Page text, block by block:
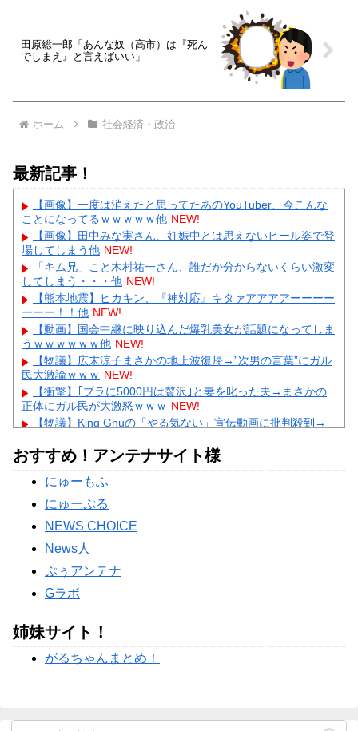
田原総一郎「あんな奴（高市）は『死ん
でしまえ』と言えばいい」
ホーム 社会経済・政治
最新記事！
【画像】一度は消えたと思ってたあのYouTuber、今こんな
ことになってるｗｗｗｗｗ他 NEW!
【画像】田中みな実さん、妊娠中とは思えないヒール姿で登
場してしまう他 NEW!
「キム兄」こと木村祐一さん、誰だか分からないくらい激変
してしまう・・・他 NEW!
【熊本地震】ヒカキン、『神対応』キタァアアアアーーーー
ーーー！！他 NEW!
【動画】国会中継に映り込んだ爆乳美女が話題になってしま
うｗｗｗｗｗｗ他 NEW!
【物議】広末涼子まさかの地上波復帰→”次男の言葉”にガル
民大激論ｗｗｗ NEW!
【衝撃】｢ブラに5000円は贅沢｣と妻を叱った夫→まさかの
正体にガル民が大激怒ｗｗｗ NEW!
【物議】King Gnuの「やる気ない」宣伝動画に批判殺到→
【続報】三山凌輝、花乃まりあと懲りずに密会継続→ガル民
「もう何回目だよ」総ツッコミｗｗｗ
【物議】板倉滉”年収7億円”報道にガル民騒然→トピ乱立に
「もういい」の声もｗｗｗ
Powered by livedoor 相互RSS
おすすめ！アンテナサイト様
にゅーもふ
にゅーぷる
NEWS CHOICE
News人
ぷぅアンテナ
Gラボ
姉妹サイト！
がるちゃんまとめ！